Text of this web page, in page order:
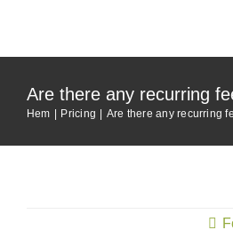
innehållet
Are there any recurring
Hem Pricing Are there any recurring